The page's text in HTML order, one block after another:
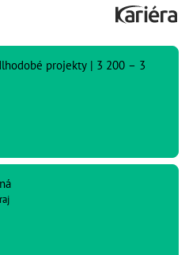
projekty | 3 200 – 3